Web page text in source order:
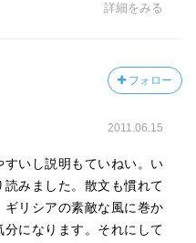
詳細をみる
フォロー
2011.06.15
いし説明もていねい。い
みました。散文も慣れて
リシアの素敵な風に巻か
になります。それにして